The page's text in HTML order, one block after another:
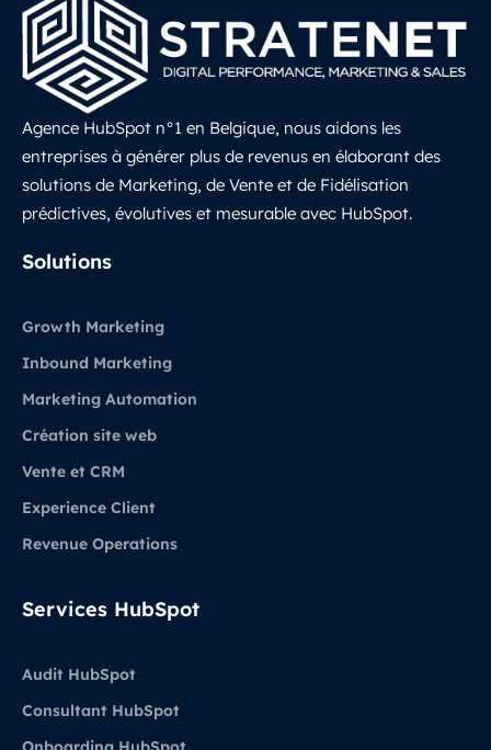
Agence HubSpot n°1 en Belgique, nous aidons les
entreprises à générer plus de revenus en élaborant des
solutions de Marketing, de Vente et de Fidélisation
prédictives, évolutives et mesurable avec HubSpot.
Solutions
Growth Marketing
Inbound Marketing
Marketing Automation
Création site web
Vente et CRM
Experience Client
Revenue Operations
Services HubSpot
Audit HubSpot
Consultant HubSpot